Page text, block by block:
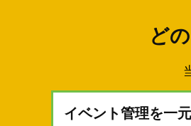
ど
イベント管理を一